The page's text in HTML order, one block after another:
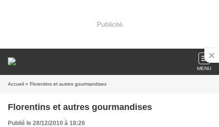
Publicité
MENU
Accueil » Florentins et autres gourmandises
Florentins et autres gourmandises
Publié le 28/12/2010 à 18:26